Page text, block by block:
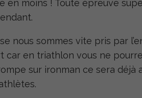
en moins ! Toute épreuve
nous sommes vite pris par
car en triathlon vous ne
sur ironman ce sera déjà